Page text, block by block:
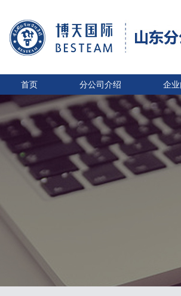
首页 分公司介绍 企业